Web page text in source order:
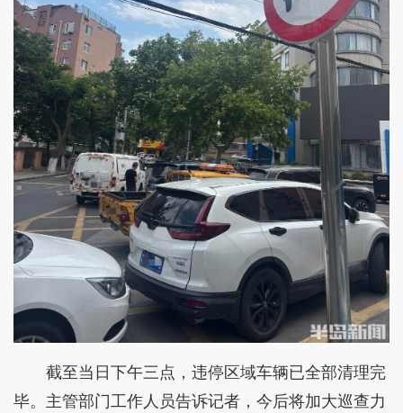
截至当日下午三点，违停区域车辆已全部清理完
毕。主管部门工作人员告诉记者，今后将加大巡查力